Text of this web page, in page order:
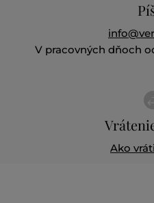
V pracovných dňoch
Ako